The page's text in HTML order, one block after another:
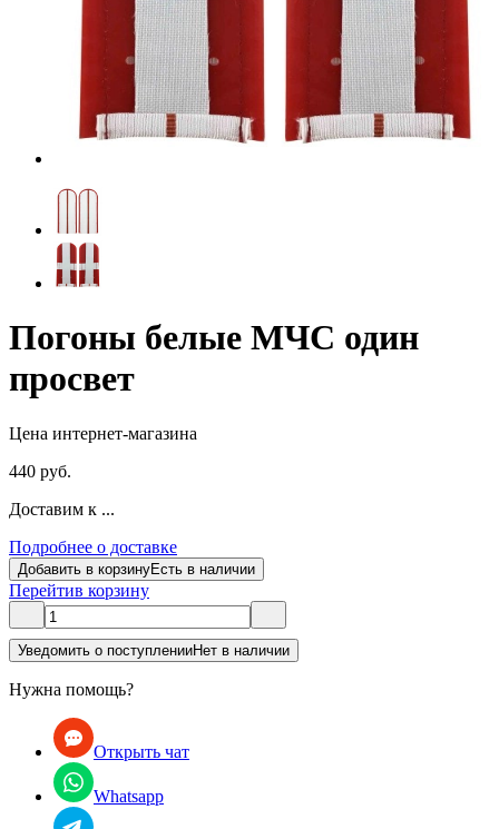
Погоны белые МЧС один
просвет
Цена интернет-магазина
440 руб.
Доставим к ...
Подробнее о доставке
Добавить в корзинуЕсть в наличии
Перейтив корзину
Уведомить о поступленииНет в наличии
Нужна помощь?
Открыть чат
Whatsapp